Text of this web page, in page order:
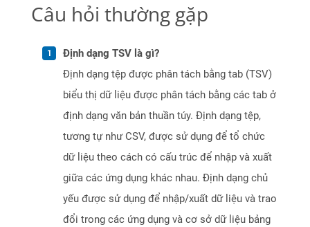
Câu hỏi thường gặp
Định dạng TSV là gì?
Định dạng tệp được phân tách bằng tab (TSV)
biểu thị dữ liệu được phân tách bằng các tab ở
định dạng văn bản thuần túy. Định dạng tệp,
tương tự như CSV, được sử dụng để tổ chức
dữ liệu theo cách có cấu trúc để nhập và xuất
giữa các ứng dụng khác nhau. Định dạng chủ
yếu được sử dụng để nhập/xuất dữ liệu và trao
đổi trong các ứng dụng và cơ sở dữ liệu bảng